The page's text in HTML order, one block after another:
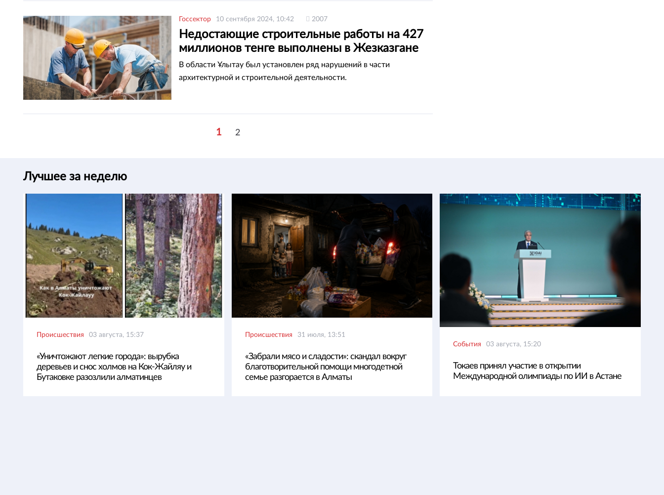
Госсектор 10 сентября 2024, 10:42 2007
Недостающие строительные работы на 427
миллионов тенге выполнены в Жезказгане
В области Ұлытау был установлен ряд нарушений в части
архитектурной и строительной деятельности.
1 2
Лучшее за неделю
Происшествия 03 августа, 15:37
«Уничтожают легкие города»: вырубка
деревьев и снос холмов на Кок-Жайляу и
Бутаковке разозлили алматинцев
Происшествия 31 июля, 13:51
«Забрали мясо и сладости»: скандал вокруг
благотворительной помощи многодетной
семье разгорается в Алматы
События 03 августа, 15:20
Токаев принял участие в открытии
Международной олимпиады по ИИ в Астане